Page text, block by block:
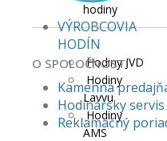
hodiny
VÝROBCOVIA
HODÍN
Hodiny JVD
Hodiny
Lavvu
Hodiny
AMS
O SPOLOČNOSTI
Kamenná
Hodinársky servis
Reklamačný